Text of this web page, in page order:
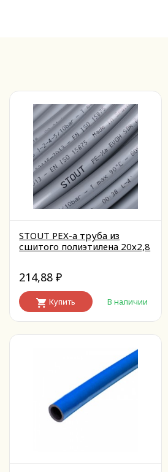
STOUT PEX-a труба из
сшитого полиэтилена 20х2,8
214,88₽
Купить В наличии